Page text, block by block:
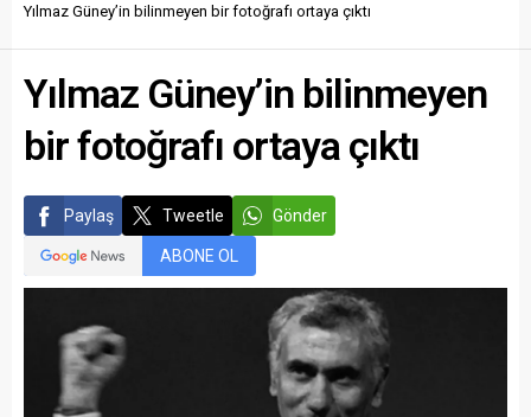
Yılmaz Güney’in bilinmeyen bir fotoğrafı ortaya çıktı
Yılmaz Güney’in bilinmeyen
bir fotoğrafı ortaya çıktı
Paylaş Tweetle Gönder
ABONE OL